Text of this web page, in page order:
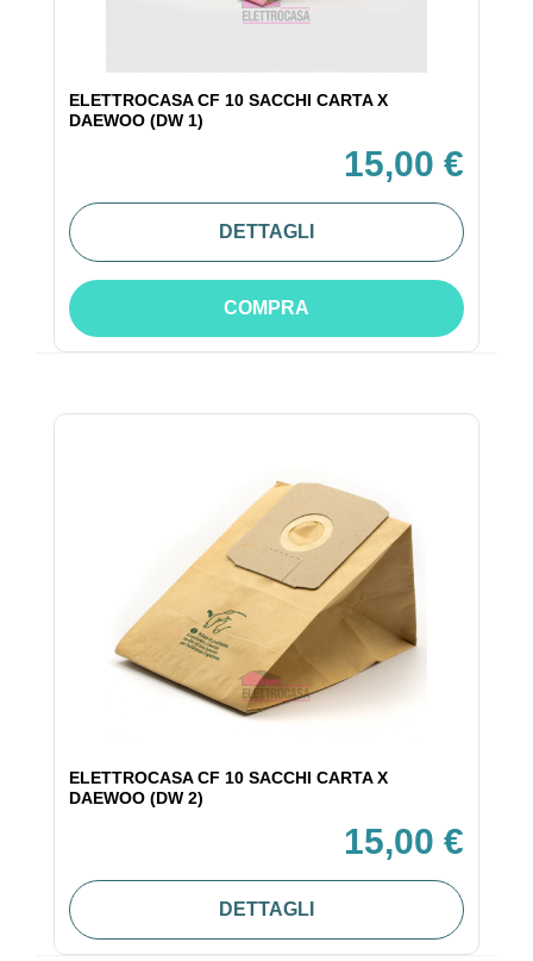
ELETTROCASA CF 10 SACCHI CARTA X
DAEWOO (DW 1)
15,00 €
DETTAGLI
COMPRA
ELETTROCASA CF 10 SACCHI CARTA X
DAEWOO (DW 2)
15,00 €
DETTAGLI